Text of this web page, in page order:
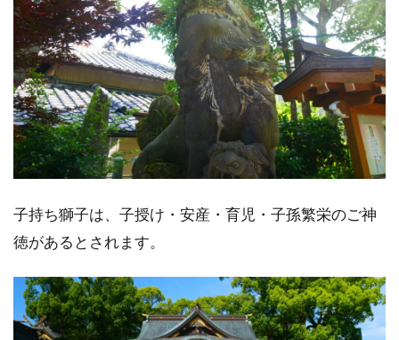
子持ち獅子は、子授け・安産・育児・子孫繁栄のご神
徳があるとされます。